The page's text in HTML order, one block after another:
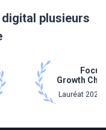
plusieurs
Focus
Growth
Lauréat 2021